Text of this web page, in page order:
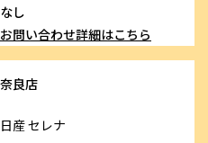
なし
お問い合わせ詳細はこちら
奈良店
日産セレナ